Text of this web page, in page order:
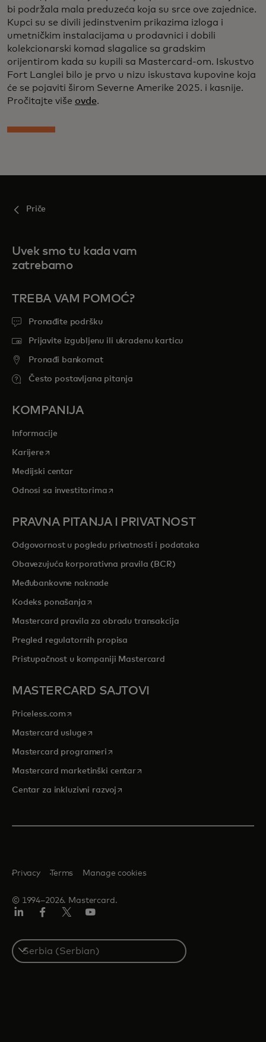
bi podržala mala preduzeća koja su srce ove zajednice.
Kupci su se divili jedinstvenim prikazima izloga i
umetničkim instalacijama u prodavnici i dobili
kolekcionarski komad slagalice sa gradskim
orijentirom kada su kupili sa Mastercard-om. Iskustvo
Fort Langlei bilo je prvo u nizu iskustava kupovine koja
će se pojaviti širom Severne Amerike 2025. i kasnije.
Pročitajte više ovde.
Priče
Uvek smo tu kada vam
zatrebamo
TREBA VAM POMOĆ?
Pronađite podršku
Prijavite izgubljenu ili ukradenu karticu
Pronađi bankomat
Često postavljana pitanja
KOMPANIJA
Informacije
Karijereopens in a new tab
Medijski centar
Odnosi sa investitorimaopens in a new tab
PRAVNA PITANJA I PRIVATNOST
Odgovornost u pogledu privatnosti i podataka
Obavezujuća korporativna pravila (BCR)
Međubankovne naknade
Kodeks ponašanjaopens in a new tab
Mastercard pravila za obradu transakcija
Pregled regulatornih propisa
Pristupačnost u kompaniji Mastercard
MASTERCARD SAJTOVI
Priceless.com opens in a new tab
Mastercard uslugeopens in a new tab
Mastercard programeri opens in a new tab
Mastercard marketinški centaropens in a new tab
Centar za inkluzivni razvoj opens in a new tab
© 1994–2026. Mastercard.
Privacy Terms Manage cookies
Select
a
country